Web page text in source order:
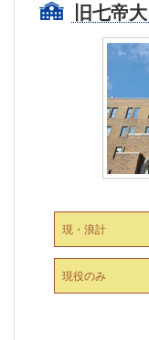
旧七帝大
現・浪計
現役のみ